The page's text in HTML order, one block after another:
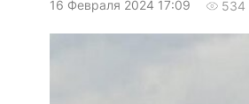
16 Февраля 2024 17:09 534